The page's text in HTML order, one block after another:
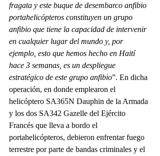
fragata y este buque de desembarco anfibio
portahelicópteros constituyen un grupo
anfibio que tiene la capacidad de intervenir
en cualquier lugar del mundo y, por
ejemplo, esto que hemos hecho en Haití
hace 3 semanas, es un despliegue
estratégico de este grupo anfibio”. En dicha
operación, en donde emplearon el
helicóptero SA365N Dauphin de la Armada
y los dos SA342 Gazelle del Ejército
Francés que lleva a bordo el
portahelicópteros, debieron enfrentar fuego
terrestre por parte de bandas criminales y el